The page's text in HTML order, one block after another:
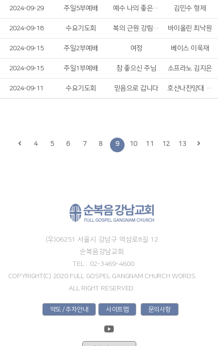
2024-09-29 주일5부예배 예수 나의 좋은 치료자 김민수 형제
2024-09-18 수요기도회 복의 근원 강림하사&내 맘의 주여 소망 되소서 바이올린 최낙원
2024-09-15 주일2부예배 여정 베이스 이욱재
2024-09-15 주일1부예배 참 좋으신 주님 소프라노 김지은
2024-09-11 수요기도회 믿음으로 갑니다 호산나찬양대 남성 솔리스트
4 5 6 7 8 9 10 11 12 13
(우)06251 서울시 강남구 역삼로8길 12
순복음강남교회
TEL : 02-3469-4600
COPYRIGHT(C) 2020 FULL GOSPEL GANGNAM CHURCH WORDS
ALL RIGHT RESERVED.
약도 / 주차안내 사이트맵 문의사항